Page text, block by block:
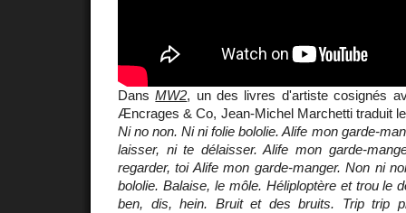
DansMW2, un des livres d'artiste cosignés
Æncrages & Co, Jean-Michel Marchetti traduit
Ni no non. Ni ni folie bololie. Alife mon garde-
laisser, ni te délaisser. Alife mon garde-
regarder, toi Alife mon garde-manger. Non ni
bololie. Balaise, le môle. Héliploptère et trou le
ben, dis, hein. Bruit et des bruits. Trip trip